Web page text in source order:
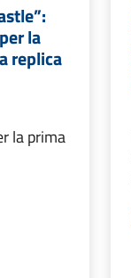
la
replica
la prima